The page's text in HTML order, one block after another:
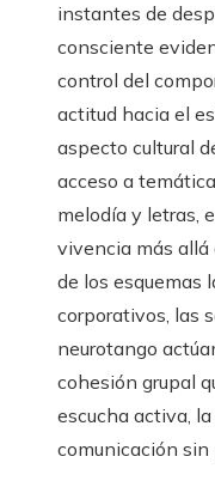
instantes de
consciente
control del
actitud hacia el
aspecto cultural
acceso a
melodía y letras,
vivencia más allá
de los esquemas
corporativos, las
neurotango
cohesión grupal
escucha activa,
comunicación sin